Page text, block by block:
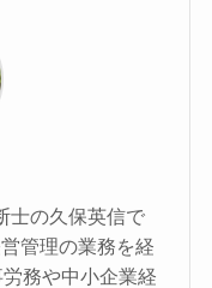
士の久保英信で
管理の業務を経
務や中小企業経